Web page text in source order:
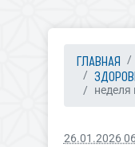
ГЛАВНАЯ
неделя
26.01.2026